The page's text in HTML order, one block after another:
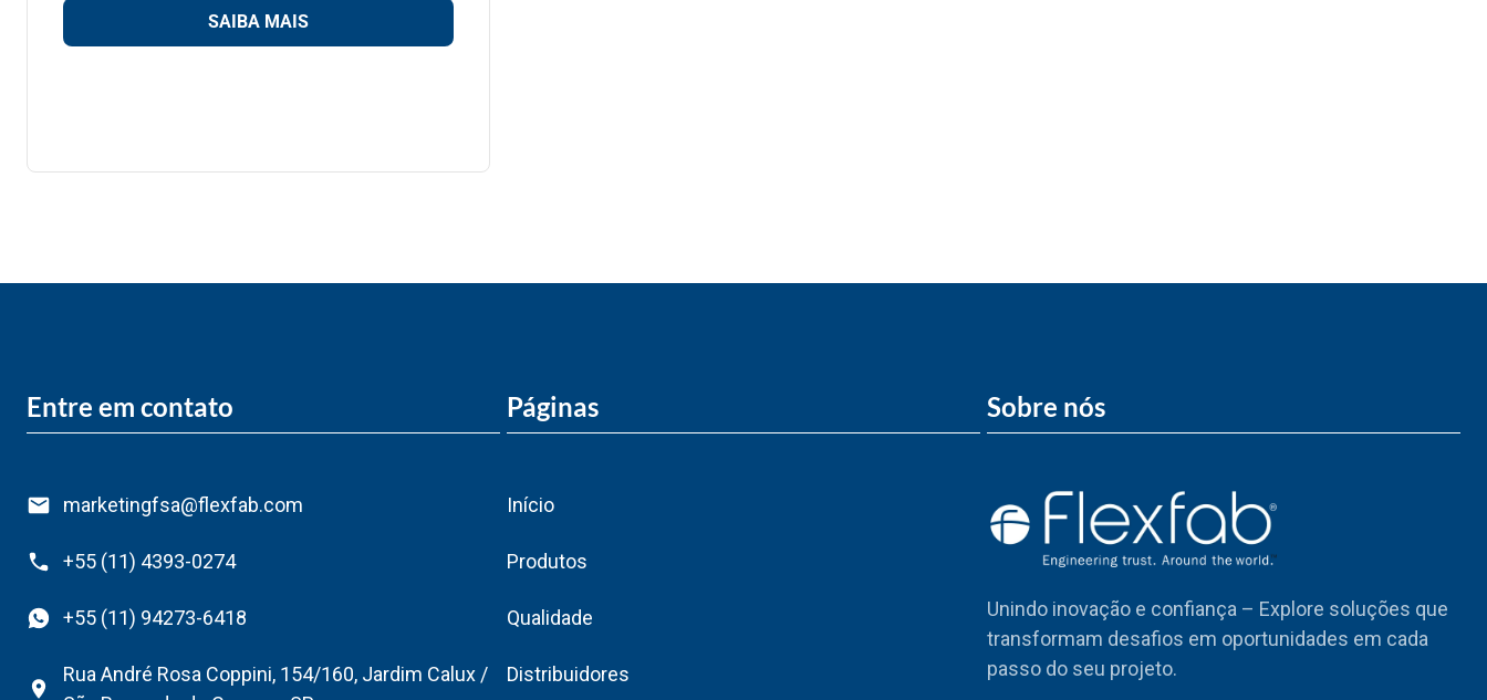
SAIBA MAIS
Entre em contato
marketingfsa@flexfab.com
+55 (11) 4393-0274
+55 (11) 94273-6418
Rua André Rosa Coppini, 154/160, Jardim Calux /
Páginas
Início
Produtos
Qualidade
Distribuidores
Sobre nós
Unindo inovação e confiança – Explore soluções que
transformam desafios em oportunidades em cada
passo do seu projeto.